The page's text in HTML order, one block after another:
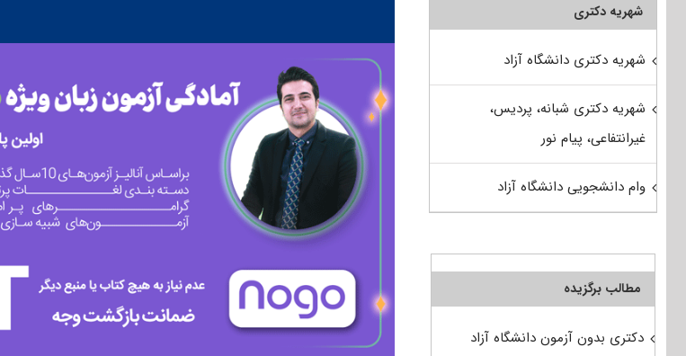
شهریه دکتری
شهریه دکتری دانشگاه آزاد
شهریه دکتری شبانه، پردیس،
غیرانتفاعی، پیام نور
وام دانشجویی دانشگاه آزاد
مطالب برگزیده
دکتری بدون آزمون دانشگاه آزاد